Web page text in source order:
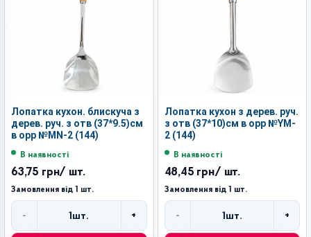
Лопатка кухон. блискуча з
дерев. руч. з отв (37*9.5)см
в орр №MN-2 (144)
В наявності
63,75 грн/ шт.
Замовлення від 1 шт.
- 1 шт. +
Лопатка кухон з дерев. руч.
з отв (37*10)см в орр №YM-
2 (144)
В наявності
48,45 грн/ шт.
Замовлення від 1 шт.
- 1 шт. +